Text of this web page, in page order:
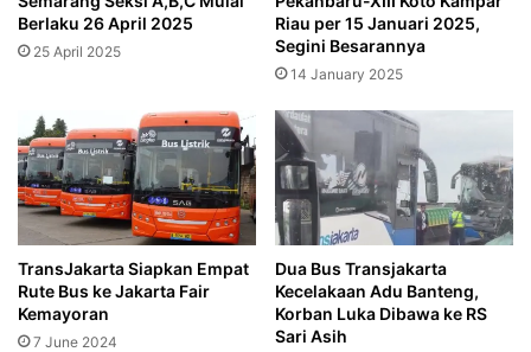
Berlaku 26 April 2025
25 April 2025
Riau per 15 Januari 2025,
Segini Besarannya
14 January 2025
TransJakarta Siapkan Empat
Rute Bus ke Jakarta Fair
Kemayoran
7 June 2024
Dua Bus Transjakarta
Kecelakaan Adu Banteng,
Korban Luka Dibawa ke RS
Sari Asih